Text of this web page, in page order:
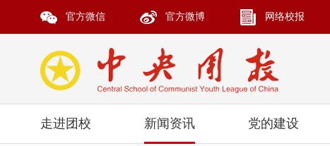
官方微信 官方微博 网络校报
走进团校 新闻资讯 党的建设